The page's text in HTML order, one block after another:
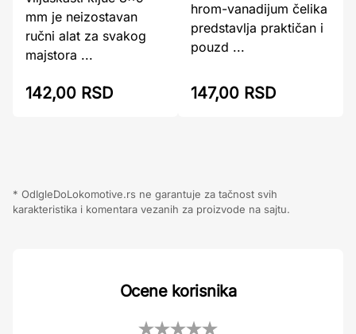
mm je neizostavan
ručni alat za svakog
majstora ...
142,00 RSD
hrom-vanadijum čelika
predstavlja praktičan i
pouzd ...
147,00 RSD
* OdIgleDoLokomotive.rs ne garantuje za tačnost svih
karakteristika i komentara vezanih za proizvode na sajtu.
Ocene korisnika